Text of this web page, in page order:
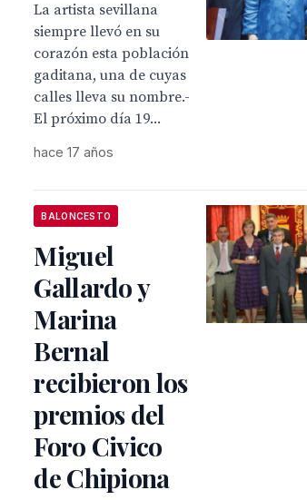
La artista sevillana
siempre llevó en su
corazón esta población
gaditana, una de cuyas
calles lleva su nombre.-
El próximo día 19...
hace 17 años
BALONCESTO
Miguel
Gallardo y
Marina
Bernal
recibieron los
premios del
Foro Civico
de Chipiona